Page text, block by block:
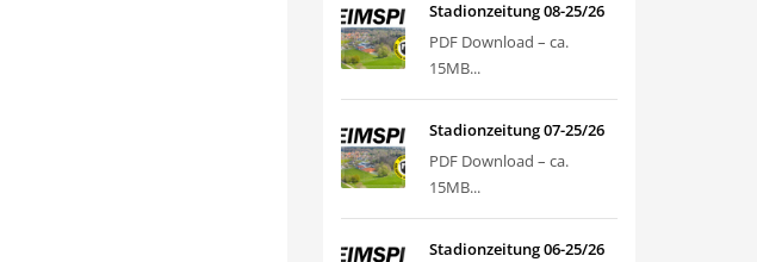
Stadionzeitung 08-25/26
PDF Download – ca.
15MB...
Stadionzeitung 07-25/26
PDF Download – ca.
15MB...
Stadionzeitung 06-25/26